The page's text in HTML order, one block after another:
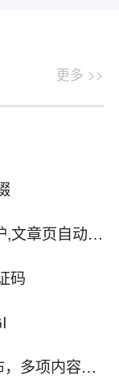
更多 >>
关键词内链锚文本
码
项内容修复